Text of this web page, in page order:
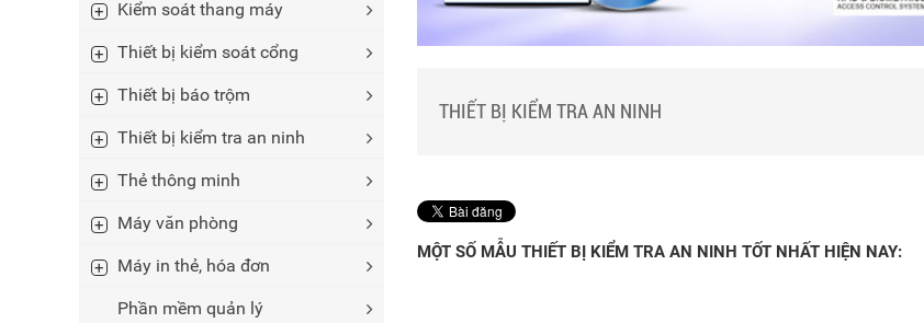
Bộ sản phẩm kiểm soát
Phụ kiện kiểm soát thang máy
Camera giám sát
Các loại thẻ khác..
THIẾT BỊ KIỂM TRA AN NINH
MỘT SỐ MẪU THIẾT BỊ KIỂM TRA AN NINH TỐT NHẤT HIỆN NAY:
Kiểm soát thang máy
Thiết bị kiểm soát cổng
Thiết bị báo trộm
Thiết bị kiểm tra an ninh
Thẻ thông minh
Máy văn phòng
Máy in thẻ, hóa đơn
Phần mềm quản lý